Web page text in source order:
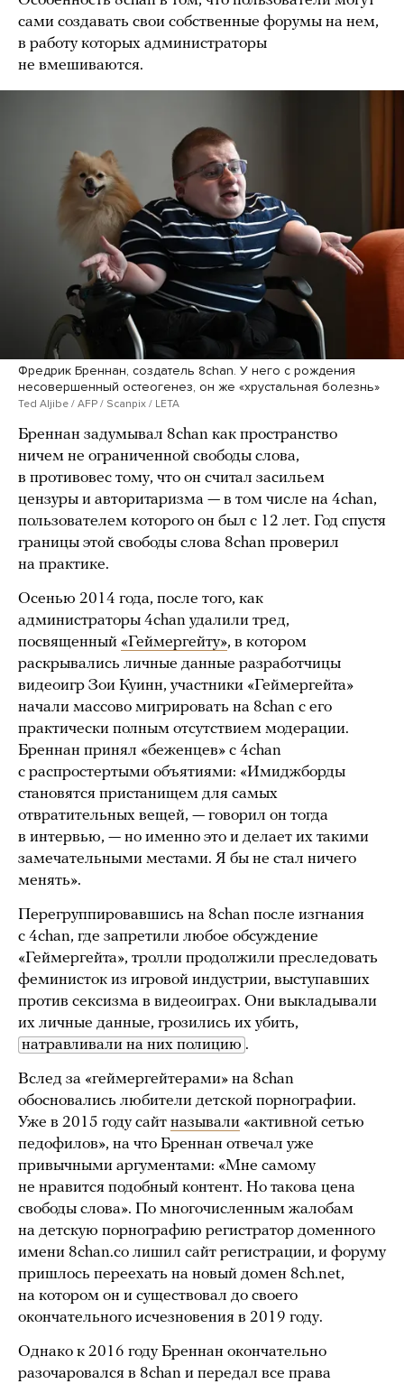
сами создавать свои собственные форумы на нем,
в работу которых администраторы
не вмешиваются.
Фредрик Бреннан, создатель 8chan. У него с рождения
несовершенный остеогенез, он же «хрустальная болезнь»
Ted Aljibe / AFP / Scanpix / LETA
Бреннан задумывал 8chan как пространство
ничем не ограниченной свободы слова,
в противовес тому, что он считал засильем
цензуры и авторитаризма — в том числе на 4chan,
пользователем которого он был с 12 лет. Год спустя
границы этой свободы слова 8chan проверил
на практике.
Осенью 2014 года, после того, как
администраторы 4chan удалили тред,
посвященный «Геймергейту», в котором
раскрывались личные данные разработчицы
видеоигр Зои Куинн, участники «Геймергейта»
начали массово мигрировать на 8chan с его
практически полным отсутствием модерации.
Бреннан принял «беженцев» с 4chan
с распростертыми объятиями: «Имиджборды
становятся пристанищем для самых
отвратительных вещей, — говорил он тогда
в интервью, — но именно это и делает их такими
замечательными местами. Я бы не стал ничего
менять».
Перегруппировавшись на 8chan после изгнания
с 4chan, где запретили любое обсуждение
«Геймергейта», тролли продолжили преследовать
феминисток из игровой индустрии, выступавших
против сексизма в видеоиграх. Они выкладывали
их личные данные, грозились их убить,
натравливали на них полицию .
Вслед за «геймергейтерами» на 8chan
обосновались любители детской порнографии.
Уже в 2015 году сайт называли «активной сетью
педофилов», на что Бреннан отвечал уже
привычными аргументами: «Мне самому
не нравится подобный контент. Но такова цена
свободы слова». По многочисленным жалобам
на детскую порнографию регистратор доменного
имени 8chan.co лишил сайт регистрации, и форуму
пришлось переехать на новый домен 8ch.net,
на котором он и существовал до своего
окончательного исчезновения в 2019 году.
Однако к 2016 году Бреннан окончательно
разочаровался в 8chan и передал все права